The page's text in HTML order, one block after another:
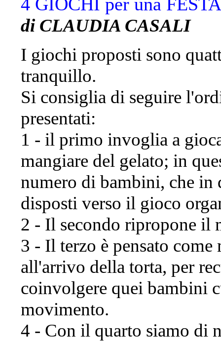
di CLAUDIA CASALI
I giochi proposti sono
tranquillo.
Si consiglia di seguire
presentati:
1 - il primo invoglia a
mangiare del gelato; in
numero di bambini, che in
disposti verso il gioco
2 - Il secondo ripropone il
3 - Il terzo è pensato
all'arrivo della torta, per
coinvolgere quei bambini
movimento.
4 - Con il quarto siamo di